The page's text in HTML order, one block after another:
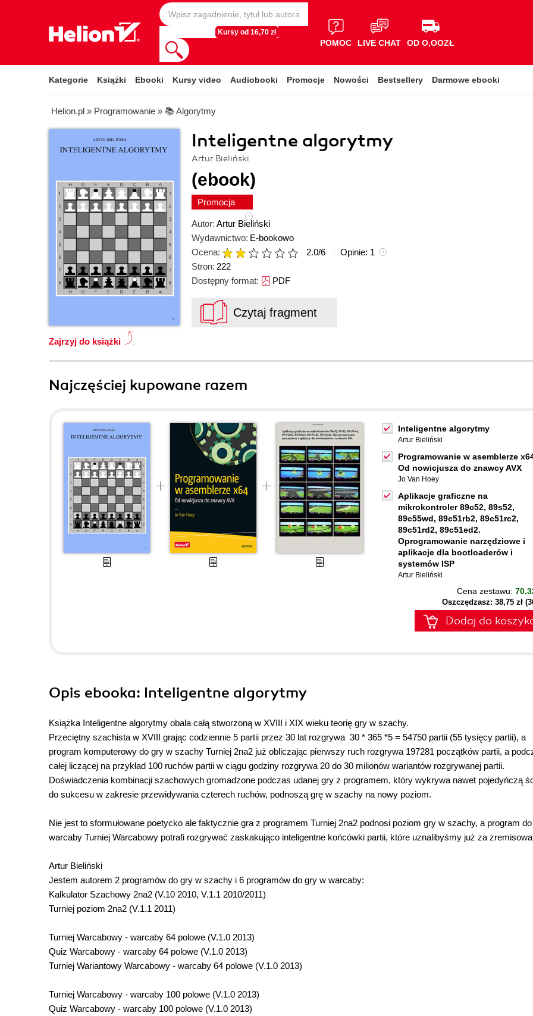
Kursy od 16,70 zł
POMOC LIVE CHAT OD O,OOZŁ
Kategorie Książki Ebooki Kursy video Audiobooki Promocje Nowości Bestsellery Darmowe ebooki
Helion.pl » Programowanie » 📚 Algorytmy
Inteligentne algorytmy
Artur Bieliński
(ebook)
Promocja
Zajrzyj do książki
Autor: Artur Bieliński
Wydawnictwo: E-bookowo
Ocena:
2.0/6 Opinie: 1
Stron: 222
Dostępny format: PDF
Czytaj fragment
Najczęściej kupowane razem
Inteligentne algorytmy
Artur Bieliński
Programowanie w asemblerze
Od nowicjusza do znawcy AVX
Jo Van Hoey
Aplikacje graficzne na
mikrokontroler 89c52, 89s52,
89c55wd, 89c51rb2, 89c51rc2,
89c51rd2, 89c51ed2.
Oprogramowanie narzędziowe i
aplikacje dla bootloaderów i
systemów ISP
Artur Bieliński
Cena zestawu:
Oszczędzasz: 38,75 zł
Dodaj do
Opis ebooka: Inteligentne algorytmy
Książka Inteligentne algorytmy obala całą stworzoną w XVIII i XIX wieku teorię gry w szachy.
Przeciętny szachista w XVIII grając codziennie 5 partii przez 30 lat rozgrywa 30 * 365 *5 = 54750 partii (55 tysięcy partii), a
program komputerowy do gry w szachy Turniej 2na2 już obliczając pierwszy ruch rozgrywa 197281 początków partii, a
całej liczącej na przykład 100 ruchów partii w ciągu godziny rozgrywa 20 do 30 milionów wariantów rozgrywanej partii.
Doświadczenia kombinacji szachowych gromadzone podczas udanej gry z programem, który wykrywa nawet pojedyńczą
do sukcesu w zakresie przewidywania czterech ruchów, podnoszą grę w szachy na nowy poziom.
Nie jest to sformułowane poetycko ale faktycznie gra z programem Turniej 2na2 podnosi poziom gry w szachy, a program
warcaby Turniej Warcabowy potrafi rozgrywać zaskakująco inteligentne końcówki partii, które uznalibyśmy już za
Artur Bieliński
Jestem autorem 2 programów do gry w szachy i 6 programów do gry w warcaby:
Kalkulator Szachowy 2na2 (V.10 2010, V.1.1 2010/2011)
Turniej poziom 2na2 (V.1.1 2011)
Turniej Warcabowy - warcaby 64 polowe (V.1.0 2013)
Quiz Warcabowy - warcaby 64 polowe (V.1.0 2013)
Turniej Wariantowy Warcabowy - warcaby 64 polowe (V.1.0 2013)
Turniej Warcabowy - warcaby 100 polowe (V.1.0 2013)
Quiz Warcabowy - warcaby 100 polowe (V.1.0 2013)